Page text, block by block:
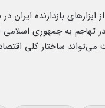
بازدارنده ایران
تهاجم به جمهوری
ساختار کلی